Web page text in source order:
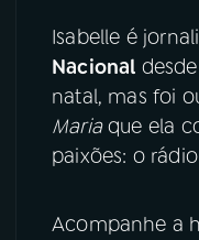
Isabelle é
Nacional
natal, mas foi
Mariaque ela
paixões: o
Acompanhe a